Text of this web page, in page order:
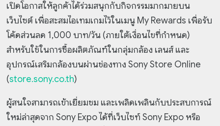
เปิดโอกาสให้ลูกค้าได้ร่วมสนุกกับกิจกรรมมากมายบน
เว็บไซต์ เพื่อสะสมไอเทมเกมไว้ในเมนู My Rewards เพื่อรับ
โค้ดส่วนลด 1,000 บาท/วัน (ภายใต้เงื่อนไขที่กำหนด)
สำหรับใช้ในการซื้อผลิตภัณฑ์ในกลุ่มกล้อง เลนส์ และ
อุปกรณ์เสริมกล้องบนผ่านช่องทาง Sony Store Online
(store.sony.co.th)
ผู้สนใจสามารถเข้าเยี่ยมชม และเพลิดเพลินกับประสบการณ์
ใหม่ล่าสุดจาก Sony Expo ได้ที่เว็บไซท์ Sony Expo หรือ